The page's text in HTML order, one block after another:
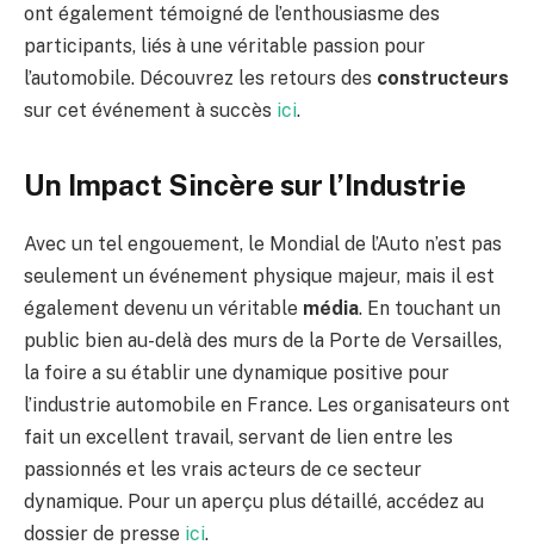
ont également témoigné de l’enthousiasme des
participants, liés à une véritable passion pour
l’automobile. Découvrez les retours des constructeurs
sur cet événement à succès ici.
Un Impact Sincère sur l’Industrie
Avec un tel engouement, le Mondial de l’Auto n’est pas
seulement un événement physique majeur, mais il est
également devenu un véritable média. En touchant un
public bien au-delà des murs de la Porte de Versailles,
la foire a su établir une dynamique positive pour
l’industrie automobile en France. Les organisateurs ont
fait un excellent travail, servant de lien entre les
passionnés et les vrais acteurs de ce secteur
dynamique. Pour un aperçu plus détaillé, accédez au
dossier de presse ici.